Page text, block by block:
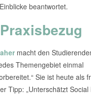
beantwortet.
macht den
Themengebiet einmal
Sie ist heute als
Tipp: „Unterschätzt Social